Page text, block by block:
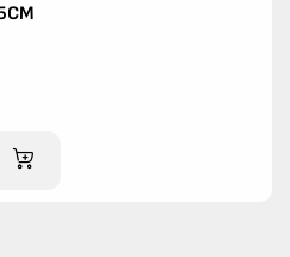
AJOUTER AU PANIER